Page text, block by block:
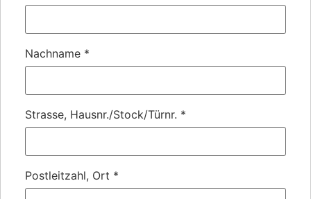
Nachname *
Strasse, Hausnr./Stock/Türnr. *
Postleitzahl, Ort *